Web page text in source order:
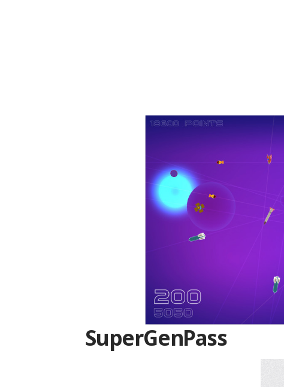
SuperGenPass